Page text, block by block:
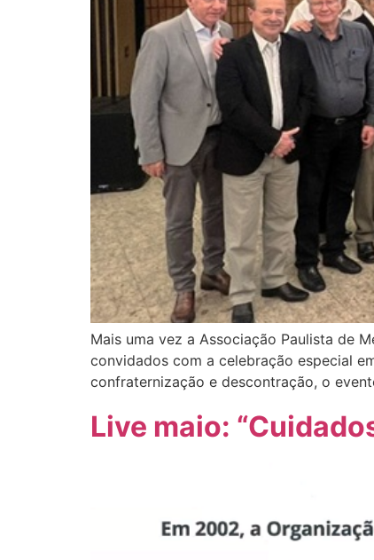
Mais uma vez a Associação Paulista de
convidados com a celebração especial
confraternização e descontração, o
Live maio: